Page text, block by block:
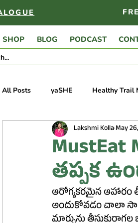
SHOP BLOG PODCAST
All Posts yaSHE Healthy Trail
Rice Puff Seeds Chikki
Rajgira Ajwain Cookies
Roasted Bengal Gram Chikki
తప్పక
Lakshmi KollaMay
ఆరోగ్యకరమైన ఆహారం
అందుకోవడం చాలా
మార్పును తీసుకురాగల